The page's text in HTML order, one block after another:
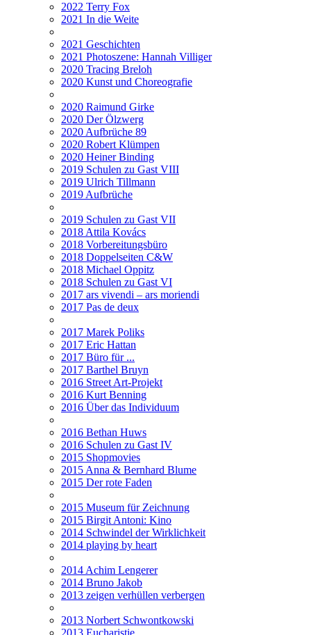
2022 Terry Fox
2021 In die Weite
2021 Geschichten
2021 Photoszene: Hannah Villiger
2020 Tracing Breloh
2020 Kunst und Choreografie
2020 Raimund Girke
2020 Der Ölzwerg
2020 Aufbrüche 89
2020 Robert Klümpen
2020 Heiner Binding
2019 Schulen zu Gast VIII
2019 Ulrich Tillmann
2019 Aufbrüche
2019 Schulen zu Gast VII
2018 Attila Kovács
2018 Vorbereitungsbüro
2018 Doppelseiten C&W
2018 Michael Oppitz
2018 Schulen zu Gast VI
2017 ars vivendi – ars moriendi
2017 Pas de deux
2017 Marek Poliks
2017 Eric Hattan
2017 Büro für ...
2017 Barthel Bruyn
2016 Street Art-Projekt
2016 Kurt Benning
2016 Über das Individuum
2016 Bethan Huws
2016 Schulen zu Gast IV
2015 Shopmovies
2015 Anna & Bernhard Blume
2015 Der rote Faden
2015 Museum für Zeichnung
2015 Birgit Antoni: Kino
2014 Schwindel der Wirklichkeit
2014 playing by heart
2014 Achim Lengerer
2014 Bruno Jakob
2013 zeigen verhüllen verbergen
2013 Norbert Schwontkowski
2013 Eucharistie